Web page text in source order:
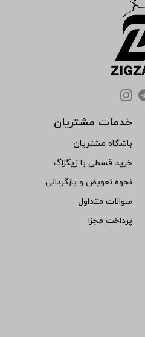
خدمات مشتریان
باشگاه مشتریان
خرید قسطی با زیگزاگ
نحوه تعویض و بازگردانی
سوالات متداول
پرداخت مجزا